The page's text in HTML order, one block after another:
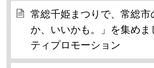
常総千姫まつりで、常総市
か、いいかも。」を集めま
ティプロモーション